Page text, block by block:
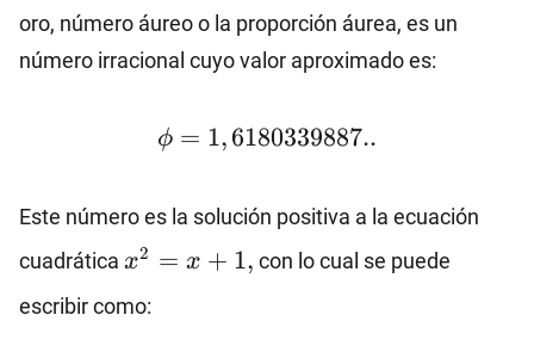
oro, número áureo o la proporción áurea, es un
número irracional cuyo valor aproximado es:
\phi=1,6180339887..
ϕ = 1,6180339887..
Este número es la solución positiva a la ecuación
cuadrática x^2=x+1,
x2 = x + 1, con lo cual se puede
escribir como: